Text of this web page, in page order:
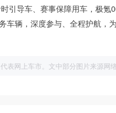
导车、赛事保障用车，极氪
辆，深度参与、全程护航，
网上车市。文中部分图片来源网